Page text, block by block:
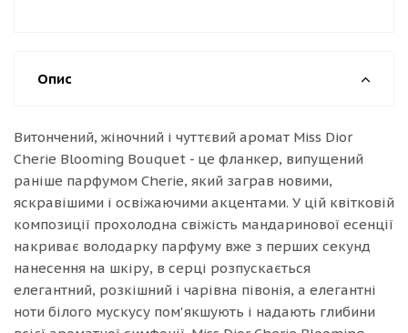
Опис
Витончений, жіночний і чуттєвий аромат Miss Dior
Cherie Blooming Bouquet - це фланкер, випущений
раніше парфумом Cherie, який заграв новими,
яскравішими і освіжаючими акцентами. У цій квітковій
композиції прохолодна свіжість мандаринової есенції
накриває володарку парфуму вже з перших секунд
нанесення на шкіру, в серці розпускається
елегантний, розкішний і чарівна півонія, а елегантні
ноти білого мускусу пом'якшують і надають глибини